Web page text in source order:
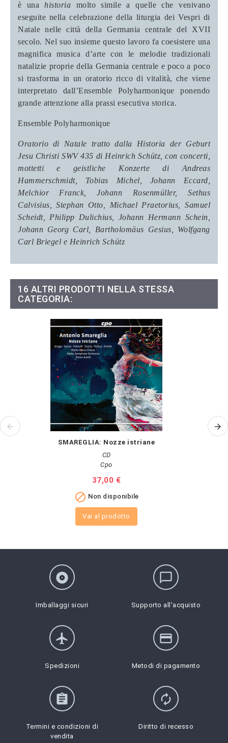
è unahistoria molto simile a quelle che venivano
eseguite nella celebrazione della liturgia dei Vespri di
Natale nelle città della Germania centrale del XVII
secolo. Nel suo insieme questo lavoro fa coesistere una
magnifica musica d’arte con le melodie tradizionali
natalizie proprie della Germania centrale e poco a poco
si trasforma in un oratorio ricco di vitalità, che viene
interpretato dall’Ensemble Polyharmonique ponendo
grande attenzione alla prassi esecutiva storica.
Ensemble Polyharmonique
Oratorio di Natale tratto dalla Historia der Geburt
Jesu Christi SWV 435 di Heinrich Schütz, con concerti,
mottetti e geistliche Konzerte di Andreas
Hammerschmidt, Tobias Michel, Johann Eccard,
Melchior Franck, Johann Rosenmüller, Sethus
Calvisius, Stephan Otto, Michael Praetorius, Samuel
Scheidt, Philipp Dulichius, Johann Hermann Schein,
Johann Georg Carl, Bartholomäus Gesius, Wolfgang
Carl Briegel e Heinrich Schütz
16 ALTRI PRODOTTI NELLA STESSA
CATEGORIA:
SMAREGLIA: Nozze istriane
CD
Cpo
Prezzo
37,00 €
 Non disponibile
Vai al prodotto
album
Imballaggi sicuri
chat_bubble_outline
Supporto all'acquisto
flight
Spedizioni
credit_card
Metodi di pagamento
assignment
Termini e condizioni di
vendita
autorenew
Diritto di recesso